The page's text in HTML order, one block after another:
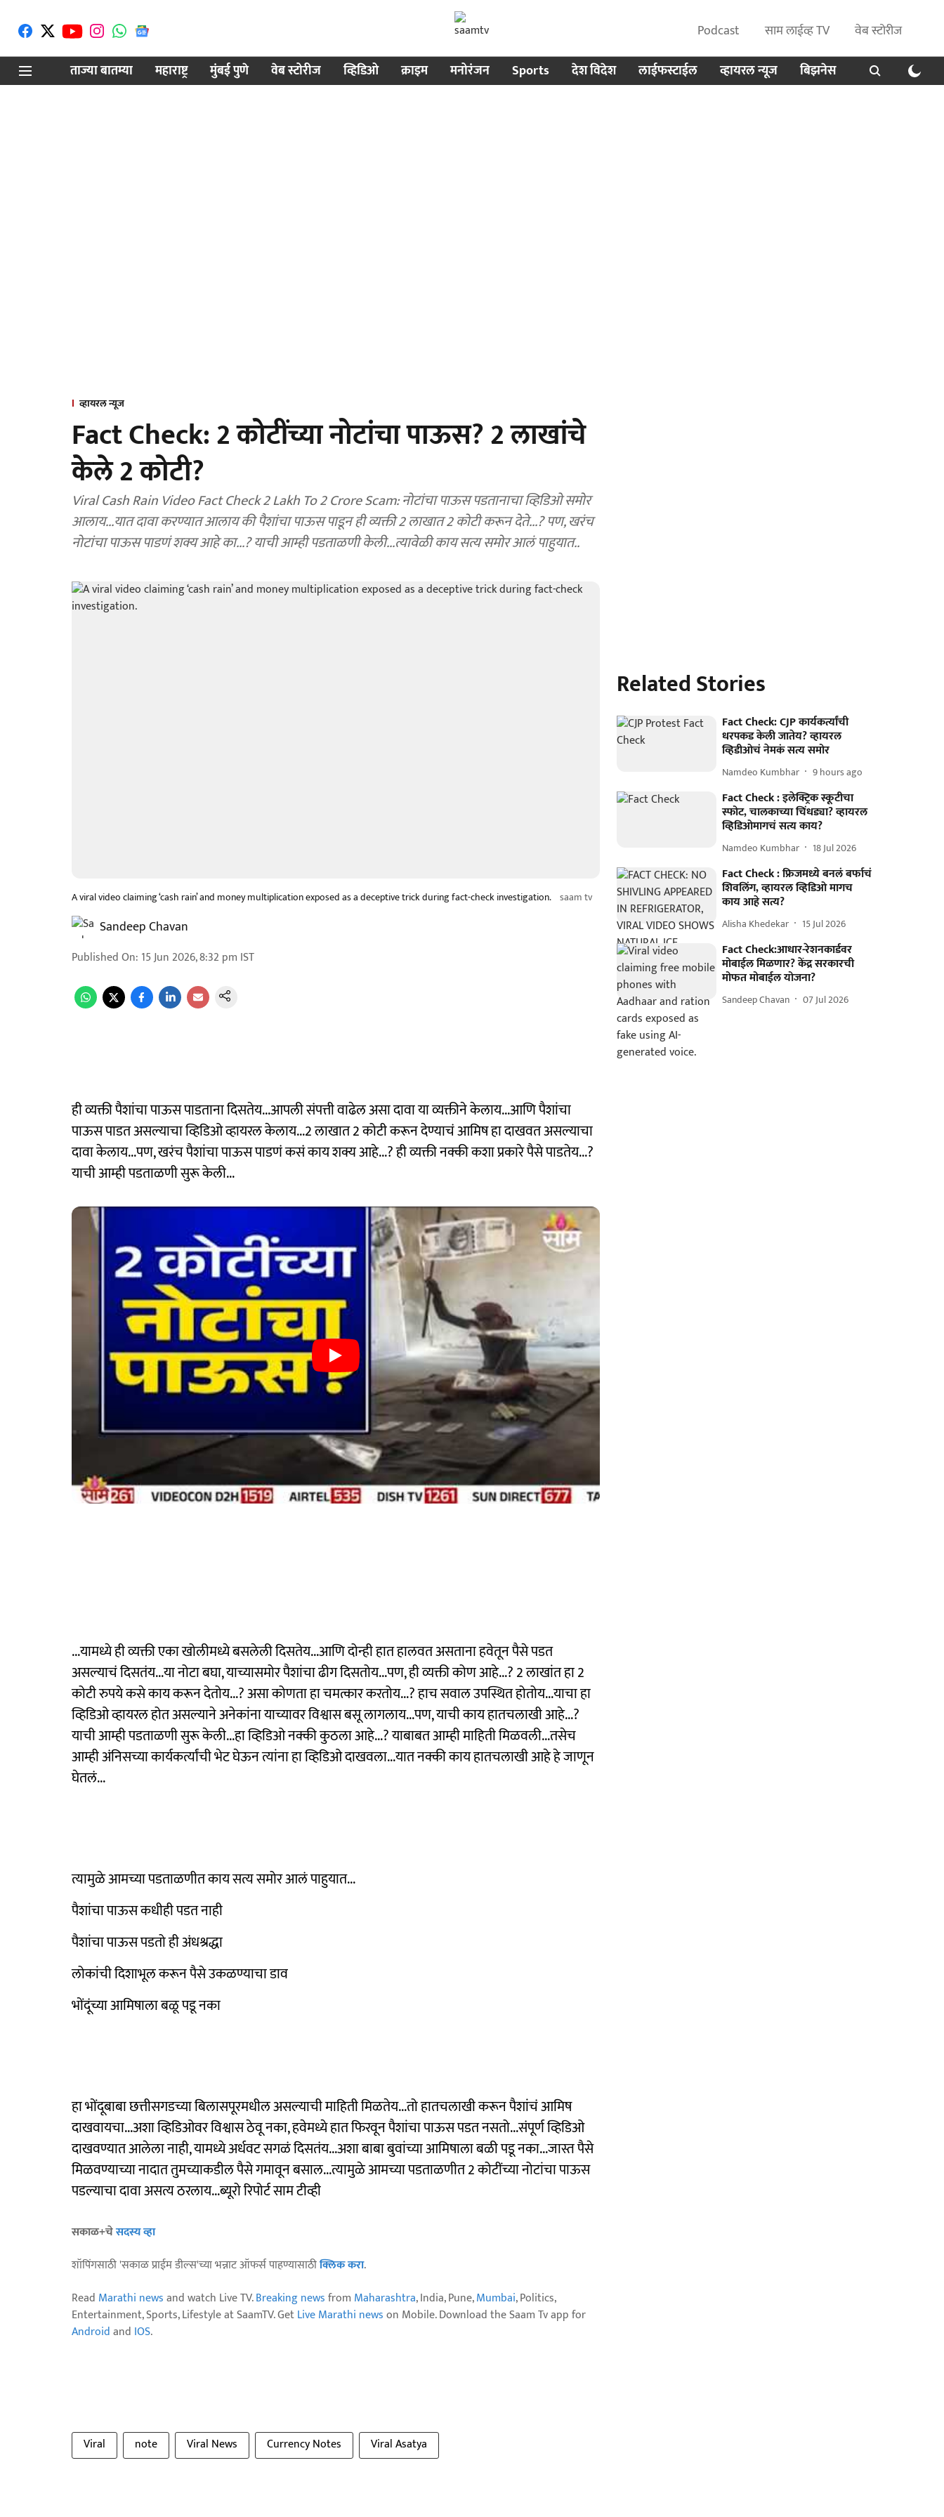
Podcast साम लाईव्ह TV
वेब स्टोरीज
ताज्या बातम्या
महाराष्ट्र मुंबई पुणे वेब स्टोरीज व्हिडिओ क्राइम मनोरंजन Sports देश विदेश लाईफस्टाईल व्हायरल न्यूज बिझनेस
व्हायरल न्यूज
Fact Check: 2 कोटींच्या नोटांचा पाऊस? 2 लाखांचे
केले 2 कोटी?
Viral Cash Rain Video Fact Check 2 Lakh To 2 Crore Scam: नोटांचा पाऊस पडतानाचा व्हिडिओ समोर
आलाय...यात दावा करण्यात आलाय की पैशांचा पाऊस पाडून ही व्यक्ती 2 लाखात 2 कोटी करून देते...? पण, खरंच
नोटांचा पाऊस पाडणं शक्य आहे का...? याची आम्ही पडताळणी केली...त्यावेळी काय सत्य समोर आलं पाहुयात..
A viral video claiming ‘cash rain’ and money multiplication exposed as a deceptive trick during fact-check investigation. saam tv
Sandeep Chavan
Published On: 15 Jun 2026, 8:32 pm IST
ही व्यक्ती पैशांचा पाऊस पाडताना दिसतेय...आपली संपत्ती वाढेल असा दावा या व्यक्तीने केलाय...आणि पैशांचा
पाऊस पाडत असल्याचा व्हिडिओ व्हायरल केलाय...2 लाखात 2 कोटी करून देण्याचं आमिष हा दाखवत असल्याचा
दावा केलाय...पण, खरंच पैशांचा पाऊस पाडणं कसं काय शक्य आहे...? ही व्यक्ती नक्की कशा प्रकारे पैसे पाडतेय...?
याची आम्ही पडताळणी सुरू केली...
...यामध्ये ही व्यक्ती एका खोलीमध्ये बसलेली दिसतेय...आणि दोन्ही हात हालवत असताना हवेतून पैसे पडत
असल्याचं दिसतंय...या नोटा बघा, याच्यासमोर पैशांचा ढीग दिसतोय...पण, ही व्यक्ती कोण आहे...? 2 लाखांत हा 2
कोटी रुपये कसे काय करून देतोय...? असा कोणता हा चमत्कार करतोय...? हाच सवाल उपस्थित होतोय...याचा हा
व्हिडिओ व्हायरल होत असल्याने अनेकांना याच्यावर विश्वास बसू लागलाय...पण, याची काय हातचलाखी आहे...?
याची आम्ही पडताळणी सुरू केली...हा व्हिडिओ नक्की कुठला आहे...? याबाबत आम्ही माहिती मिळवली...तसेच
आम्ही अंनिसच्या कार्यकर्त्यांची भेट घेऊन त्यांना हा व्हिडिओ दाखवला...यात नक्की काय हातचलाखी आहे हे जाणून
घेतलं...
त्यामुळे आमच्या पडताळणीत काय सत्य समोर आलं पाहुयात...
पैशांचा पाऊस कधीही पडत नाही
पैशांचा पाऊस पडतो ही अंधश्रद्धा
लोकांची दिशाभूल करून पैसे उकळण्याचा डाव
भोंदूंच्या आमिषाला बळू पडू नका
हा भोंदूबाबा छत्तीसगडच्या बिलासपूरमधील असल्याची माहिती मिळतेय...तो हातचलाखी करून पैशांचं आमिष
दाखवायचा...अशा व्हिडिओवर विश्वास ठेवू नका, हवेमध्ये हात फिरवून पैशांचा पाऊस पडत नसतो...संपूर्ण व्हिडिओ
दाखवण्यात आलेला नाही, यामध्ये अर्धवट सगळं दिसतंय...अशा बाबा बुवांच्या आमिषाला बळी पडू नका...जास्त पैसे
मिळवण्याच्या नादात तुमच्याकडील पैसे गमावून बसाल...त्यामुळे आमच्या पडताळणीत 2 कोटींच्या नोटांचा पाऊस
पडल्याचा दावा असत्य ठरलाय...ब्यूरो रिपोर्ट साम टीव्ही
सकाळ+चेसदस्य व्हा
शॉपिंगसाठी 'सकाळ प्राईम डील्स'च्या भन्नाट ऑफर्स पाहण्यासाठीक्लिक करा.
Read Marathi newsand watch Live TV.Breaking newsfrom Maharashtra, India, Pune,Mumbai, Politics,
Entertainment, Sports, Lifestyle at SaamTV. GetLive Marathi newson Mobile. Download the Saam Tv app for
Androidand IOS.
Viral note Viral News Currency Notes Viral Asatya
Related Stories
Fact Check: CJP कार्यकर्त्यांची
धरपकड केली जातेय? व्हायरल
व्हिडीओचं नेमकं सत्य समोर
Namdeo Kumbhar 9 hours ago
Fact Check : इलेक्ट्रिक स्कूटीचा
स्फोट, चालकाच्या चिंधड्या? व्हायरल
व्हिडिओमागचं सत्य काय?
Namdeo Kumbhar 18 Jul 2026
Fact Check : फ्रिजमध्ये बनलं बर्फाचं
शिवलिंग, व्हायरल व्हिडिओ मागच
काय आहे सत्य?
Alisha Khedekar 15 Jul 2026
Fact Check:आधार-रेशनकार्डवर
मोबाईल मिळणार? केंद्र सरकारची
मोफत मोबाईल योजना?
Sandeep Chavan 07 Jul 2026